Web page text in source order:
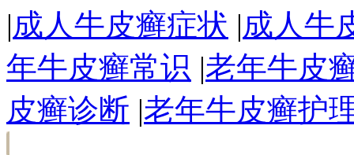
|成人牛皮癣症状 |成人牛
年牛皮癣常识 |老年牛皮
皮癣诊断 |老年牛皮癣护